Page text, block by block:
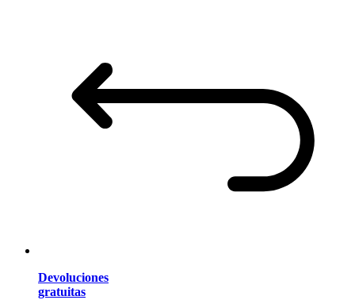
Devoluciones
gratuitas